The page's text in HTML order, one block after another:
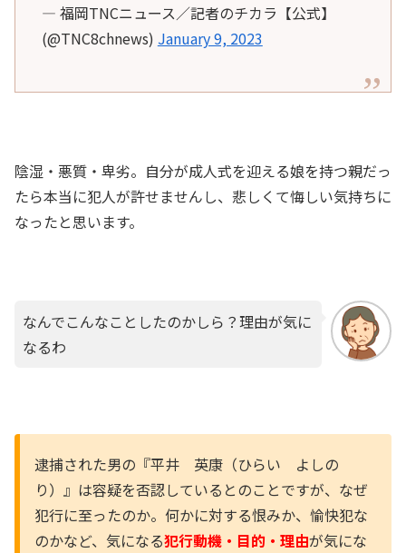
— 福岡TNCニュース／記者のチカラ【公式】
(@TNC8chnews) January 9, 2023
陰湿・悪質・卑劣。自分が成人式を迎える娘を持つ親だっ
たら本当に犯人が許せませんし、悲しくて悔しい気持ちに
なったと思います。
なんでこんなことしたのかしら？理由が気に
なるわ
逮捕された男の『平井 英康（ひらい よしの
り）』は容疑を否認しているとのことですが、なぜ
犯行に至ったのか。何かに対する恨みか、愉快犯な
のかなど、気になる犯行動機・目的・理由が気にな